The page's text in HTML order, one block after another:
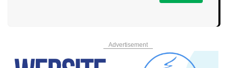
Advertisement